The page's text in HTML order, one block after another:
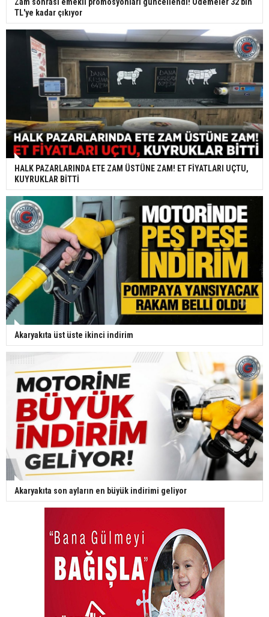
TL'ye kadar çıkıyor
HALK PAZARLARINDA ETE ZAM ÜSTÜNE ZAM! ET FİYATLARI UÇTU,
KUYRUKLAR BİTTİ
Akaryakıta üst üste ikinci indirim
Akaryakıta son ayların en büyük indirimi geliyor